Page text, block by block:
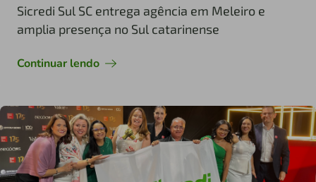
Sicredi Sul SC entrega agência em Meleiro e
amplia presença no Sul catarinense
Continuar lendo